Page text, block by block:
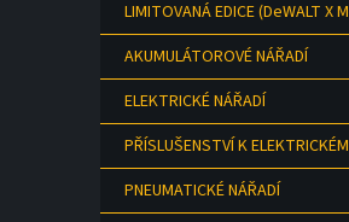
n
p
e
LIMITOVANÁ EDICE (DeWALT X
AKUMULÁTOROVÉ NÁŘADÍ
ELEKTRICKÉ NÁŘADÍ
PŘÍSLUŠENSTVÍ K
PNEUMATICKÉ NÁŘADÍ